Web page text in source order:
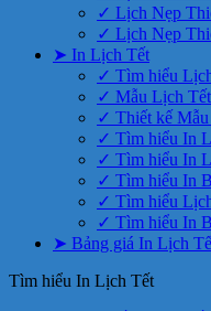
✓ Lịch Nẹp
✓ Lịch Nẹp
➤ In Lịch Tết
✓ Tìm hiểu
✓ Mẫu Lịch Tết
✓ Thiết kế
✓ Tìm hiểu In
✓ Tìm hiểu In
✓ Tìm hiểu In
✓ Tìm hiểu
✓ Tìm hiểu In
➤ Bảng giá In Lịch
Tìm hiểu In Lịch Tết